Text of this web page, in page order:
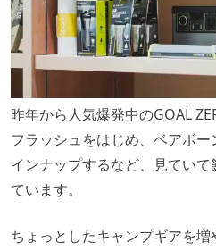
昨年から人気爆発中のGOAL
フラッシュをはじめ、ベアボ
インナップするなど、見てい
ています。
ちょっとしたキャンプギアを